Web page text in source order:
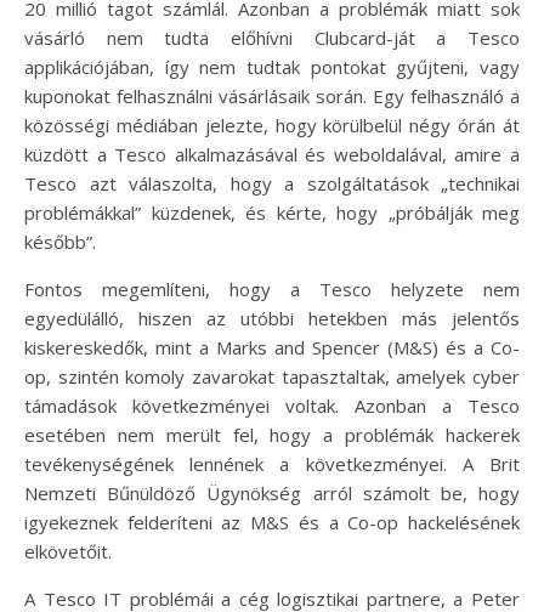
20 millió tagot számlál. Azonban a problémák miatt sok
vásárló nem tudta előhívni Clubcard-ját a Tesco
applikációjában, így nem tudtak pontokat gyűjteni, vagy
kuponokat felhasználni vásárlásaik során. Egy felhasználó a
közösségi médiában jelezte, hogy körülbelül négy órán át
küzdött a Tesco alkalmazásával és weboldalával, amire a
Tesco azt válaszolta, hogy a szolgáltatások „technikai
problémákkal” küzdenek, és kérte, hogy „próbálják meg
később”.
Fontos megemlíteni, hogy a Tesco helyzete nem
egyedülálló, hiszen az utóbbi hetekben más jelentős
kiskereskedők, mint a Marks and Spencer (M&S) és a Co-
op, szintén komoly zavarokat tapasztaltak, amelyek cyber
támadások következményei voltak. Azonban a Tesco
esetében nem merült fel, hogy a problémák hackerek
tevékenységének lennének a következményei. A Brit
Nemzeti Bűnüldöző Ügynökség arról számolt be, hogy
igyekeznek felderíteni az M&S és a Co-op hackelésének
elkövetőit.
A Tesco IT problémái a cég logisztikai partnere, a Peter